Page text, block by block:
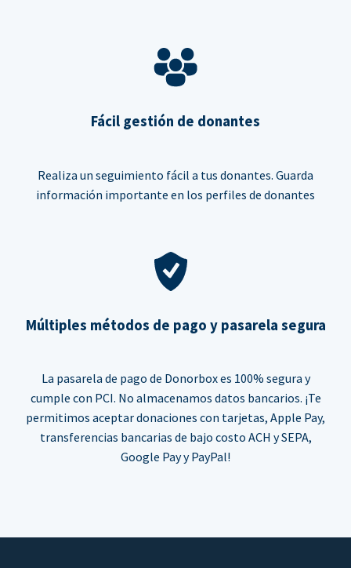
Fácil gestión de donantes
Realiza un seguimiento fácil a tus donantes. Guarda
información importante en los perfiles de donantes
Múltiples métodos de pago y pasarela segura
La pasarela de pago de Donorbox es 100% segura y
cumple con PCI. No almacenamos datos bancarios. ¡Te
permitimos aceptar donaciones con tarjetas, Apple Pay,
transferencias bancarias de bajo costo ACH y SEPA,
Google Pay y PayPal!